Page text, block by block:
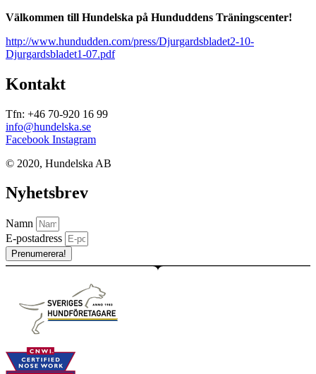
Välkommen till Hundelska på Hunduddens Träningscenter!
http://www.hundudden.com/press/Djurgardsbladet2-10-
Djurgardsbladet1-07.pdf
Kontakt
Tfn: +46 70-920 16 99
info@hundelska.se
Facebook Instagram
© 2020, Hundelska AB​
Nyhetsbrev
Namn
E-postadress
Prenumerera!